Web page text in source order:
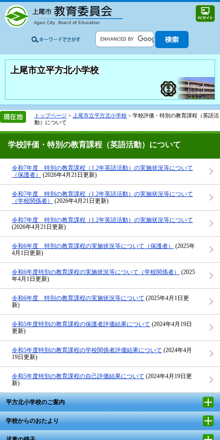
上尾市立平方北小学校
トップページ > 上尾市立平方北小学校 > 学校評価・特別の教育課程（英語活
動）について
学校評価・特別の教育課程（英語活動）について
令和7年度 特別の教育課程（1.2年英語活動）の実施状況等について
（保護者）
(2026年4月21日更新)
令和7年度 特別の教育課程（1.2年英語活動）の実施状況等について
（学校関係者）
(2026年4月21日更新)
令和7年度 特別の教育課程（1.2年英語活動）の実施状況等について
(2026年4月21日更新)
令和6年度 特別の教育課程の実施状況等について（保護者）
(2025年
4月1日更新)
令和6年度特別の教育課程の実施状況等について（学校関係者）
(2025
年4月1日更新)
令和6年度 特別の教育課程の実施状況等について (2025年4月1日更
新)
令和5年度特別の教育課程の保護者評価結果について (2024年4月19日
更新)
令和5年度特別の教育課程の学校関係者評価結果について (2024年4月
19日更新)
令和5年度特別の教育課程の自己評価結果について (2024年4月19日更
新)
平方北小学校のご案内
学校からのおたより